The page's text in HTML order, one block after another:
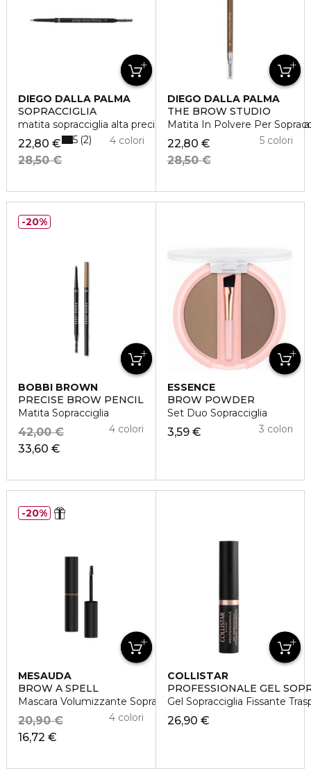
DIEGO DALLA PALMA
SOPRACCIGLIA
matita sopracciglia alta precisone resistente all'acqua -
22,80 €
28,50 €
4 colori
5 2
DIEGO DALLA PALMA
THE BROW STUDIO
Matita In Polvere Per
22,80 €
28,50 €
5 colori
BOBBI BROWN
PRECISE BROW PENCIL
Matita Sopracciglia
33,60 €
42,00 € 4 colori
20%
ESSENCE
BROW POWDER
Set Duo Sopracciglia
3,59 € 3 colori
MESAUDA
BROW A SPELL
Mascara Volumizzante Sopracciglia
16,72 €
20,90 € 4 colori
20%
COLLISTAR
PROFESSIONALE GEL
Gel Sopracciglia Fissante
26,90 €